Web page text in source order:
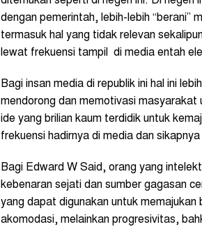
dengan pemerintah, lebih-lebih “berani”
termasuk hal yang tidak relevan
lewat frekuensi tampil di media entah
Bagi insan media di republik ini hal ini
mendorong dan memotivasi masyarakat
ide yang brilian kaum terdidik untuk
frekuensi hadirnya di media dan
Bagi Edward W Said, orang yang
kebenaran sejati dan sumber gagasan
yang dapat digunakan untuk
akomodasi, melainkan progresivitas,